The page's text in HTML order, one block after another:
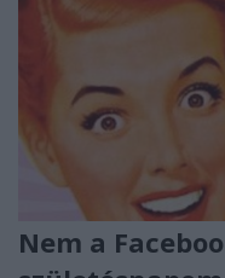
Nem a